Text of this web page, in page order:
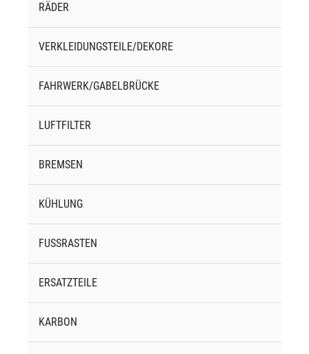
RÄDER
VERKLEIDUNGSTEILE/DEKORE
FAHRWERK/GABELBRÜCKE
LUFTFILTER
BREMSEN
KÜHLUNG
FUSSRASTEN
ERSATZTEILE
KARBON